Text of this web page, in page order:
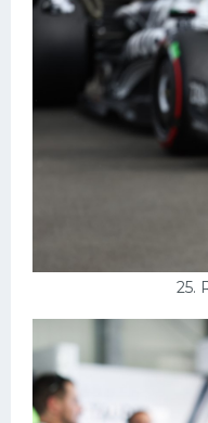
25.